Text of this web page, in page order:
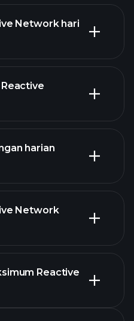
Network hari
grafik lanjutan
harian
Network
Reactive